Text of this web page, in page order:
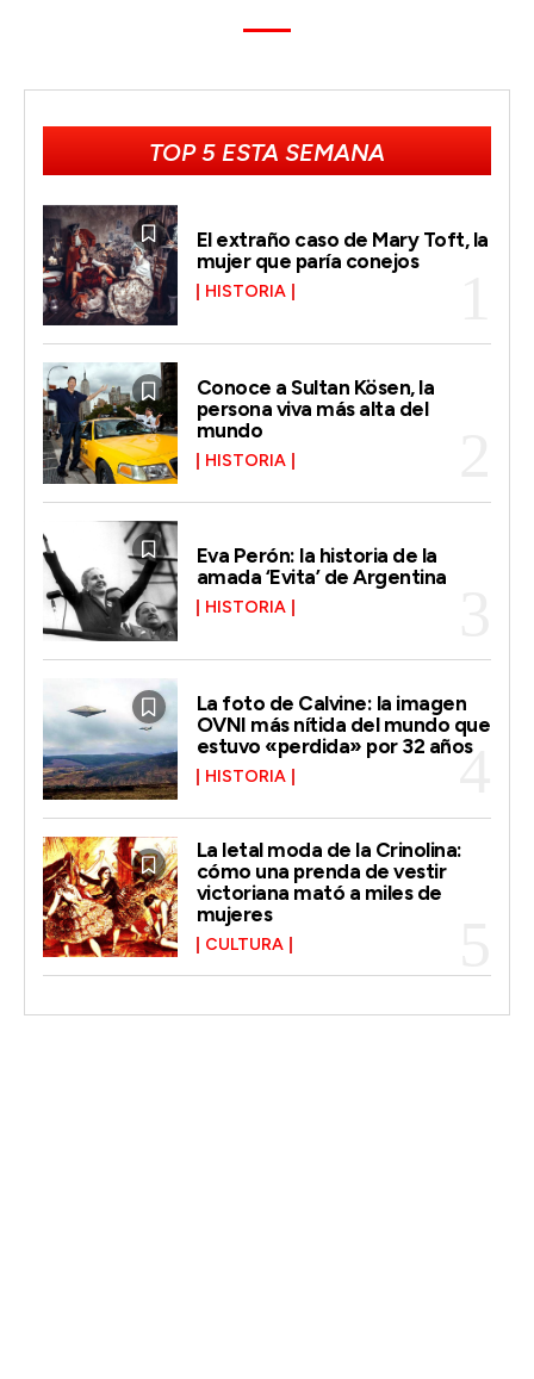
TOP 5 ESTA SEMANA
El extraño caso de Mary Toft, la
mujer que paría conejos
HISTORIA
Conoce a Sultan Kösen, la
persona viva más alta del
mundo
HISTORIA
Eva Perón: la historia de la
amada ‘Evita’ de Argentina
HISTORIA
La foto de Calvine: la imagen
OVNI más nítida del mundo que
estuvo «perdida» por 32 años
HISTORIA
La letal moda de la Crinolina:
cómo una prenda de vestir
victoriana mató a miles de
mujeres
CULTURA